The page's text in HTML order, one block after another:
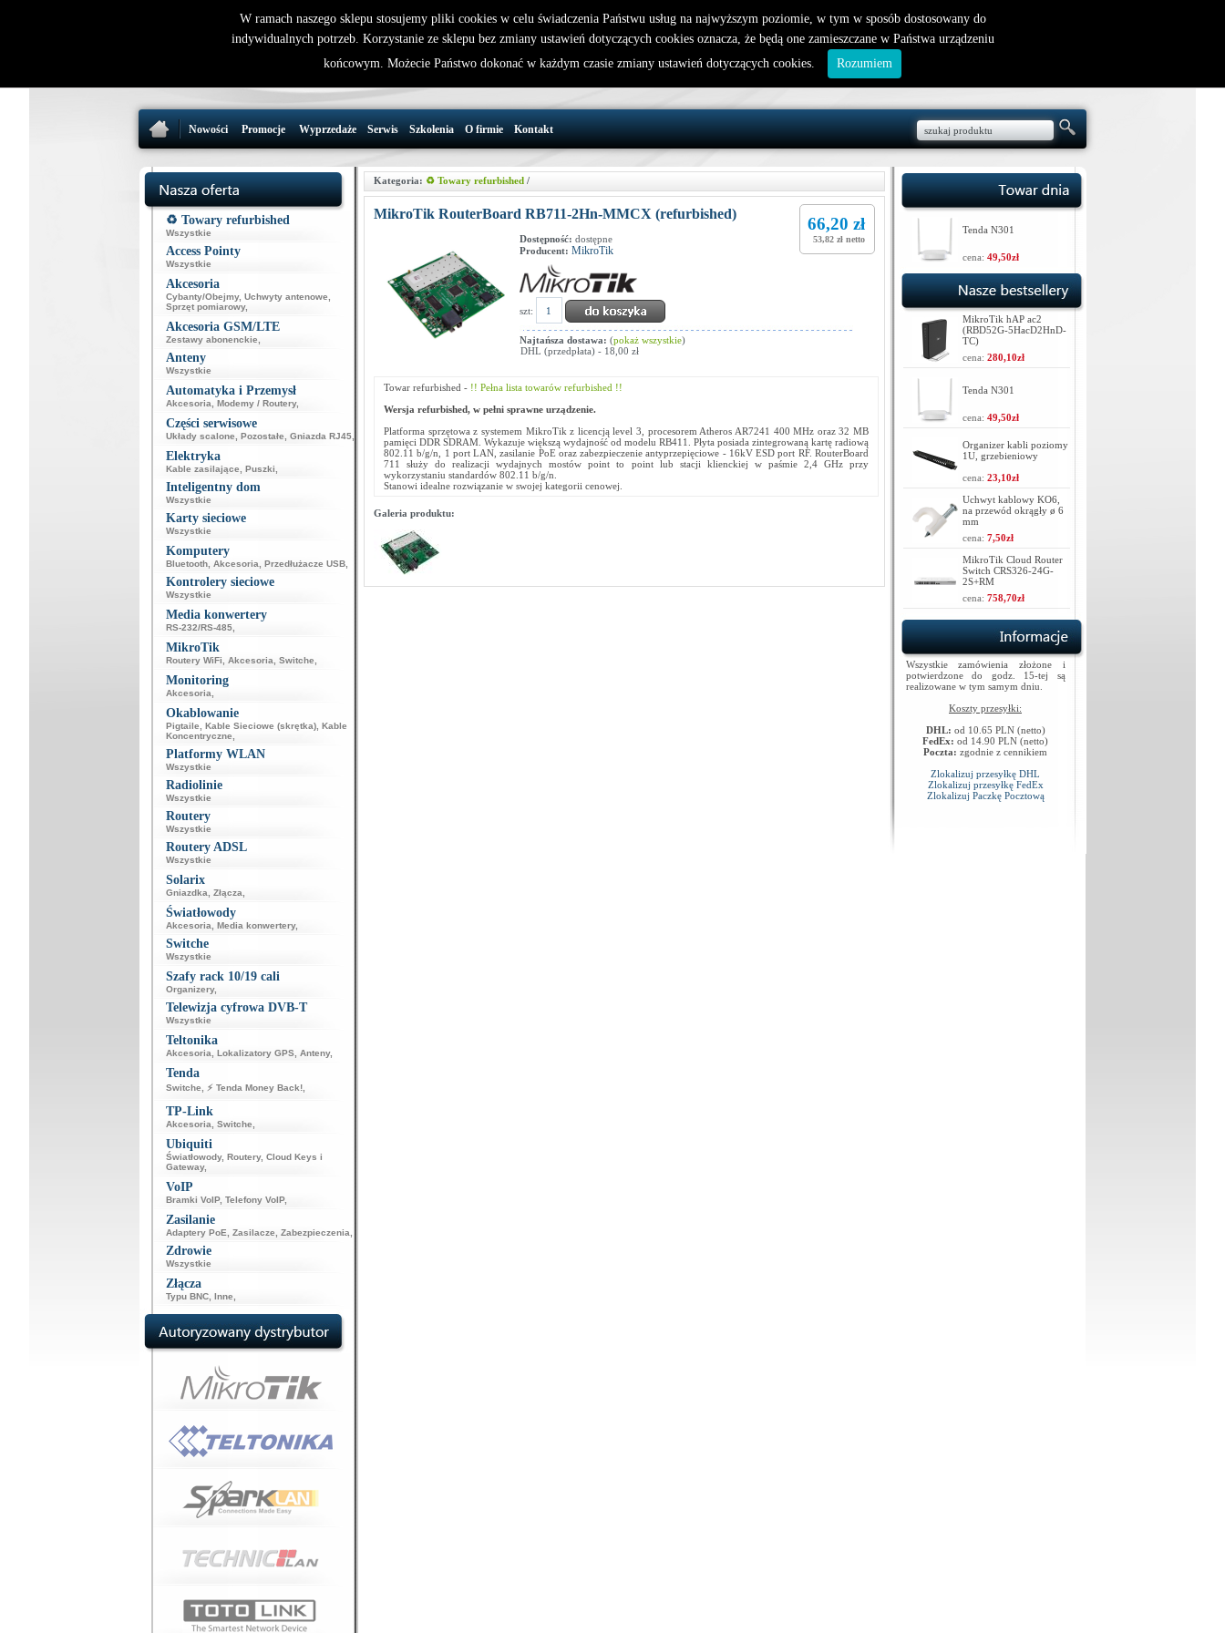
nowy klient
32 721 86 72
support@wirelesslan.com.pl
W koszyku jest 0 produktów(y)
Nowości Promocje Wyprzedaże Serwis Szkolenia O firmie Kontakt
♻️ Towary refurbished
Wszystkie
Access Pointy
Wszystkie
Akcesoria
Cybanty/Obejmy, Uchwyty antenowe
Sprzęt pomiarowy,
Akcesoria GSM/LTE
Zestawy abonenckie
Anteny
Wszystkie
Automatyka i Przemysł
Akcesoria Modemy / Routery,
Części serwisowe
Układy scalone Pozostałe Gniazda RJ45,
Elektryka
Kable zasilające Puszki
Inteligentny dom
Wszystkie
Karty sieciowe
Wszystkie
Komputery
Bluetooth, Akcesoria Przedłużacze USB,
Kontrolery sieciowe
Wszystkie
Media konwertery
RS-232/RS-485,
MikroTik
Routery WiFi Akcesoria Switche
Monitoring
Akcesoria
Okablowanie
Pigtaile Kable Sieciowe (skrętka), Kable
Koncentryczne
Platformy WLAN
Wszystkie
Radiolinie
Wszystkie
Routery
Wszystkie
Routery ADSL
Wszystkie
Solarix
Gniazdka Złącza
Światłowody
Akcesoria Media konwertery,
Switche
Wszystkie
Szafy rack 10/19 cali
Organizery,
Telewizja cyfrowa DVB-T
Wszystkie
Teltonika
Akcesoria Lokalizatory GPS, Anteny,
Tenda
Switche ⚡ Tenda Money Back!,
TP-Link
Akcesoria Switche
Ubiquiti
Światłowody, Routery, Cloud Keys i
Gateway,
VoIP
Bramki VoIP, Telefony VoIP,
Zasilanie
Adaptery PoE Zasilacze Zabezpieczenia
Zdrowie
Wszystkie
Złącza
Typu BNC, Inne
Kategoria: ♻️ Towary refurbished /
MikroTik RouterBoard RB711-2Hn-MMCX (refurbished)
66,20 zł
53,82 zł netto
Dostępność: dostępne
Producent: MikroTik
szt:
Najtańsza dostawa: (pokaż wszystkie)
DHL (przedpłata) - 18,00 zł
Towar refurbished - !! Pełna lista towarów refurbished !!
Wersja refurbished, w pełni sprawne urządzenie.
Platforma sprzętowa z systemem MikroTik z licencją level 3, procesorem Atheros AR7241 400 MHz oraz 32 MB
pamięci DDR SDRAM. Wykazuje większą wydajność od modelu RB411. Płyta posiada zintegrowaną kartę radiową
802.11 b/g/n, 1 port LAN, zasilanie PoE oraz zabezpieczenie antyprzepięciowe - 16kV ESD port RF. RouterBoard
711 służy do realizacji wydajnych mostów point to point lub stacji klienckiej w paśmie 2,4 GHz przy
wykorzystaniu standardów 802.11 b/g/n.
Stanowi idealne rozwiązanie w swojej kategorii cenowej.
Galeria produktu:
Tenda N301
cena: 49,50zł
MikroTik hAP ac2
(RBD52G-5HacD2HnD-
TC)
cena: 280,10zł
Tenda N301
cena: 49,50zł
Organizer kabli poziomy
1U, grzebieniowy
cena: 23,10zł
Uchwyt kablowy KO6,
na przewód okrągły ø 6
mm
cena: 7,50zł
MikroTik Cloud Router
Switch CRS326-24G-
2S+RM
cena: 758,70zł
Wszystkie zamówienia złożone i
potwierdzone do godz. 15-tej są
realizowane w tym samym dniu.
Koszty przesyłki:
DHL: od 10.65 PLN (netto)
FedEx: od 14.90 PLN (netto)
Poczta: zgodnie z cennikiem
Zlokalizuj przesyłkę DHL
Zlokalizuj przesyłkę FedEx
Zlokalizuj Paczkę Pocztową
W ramach naszego sklepu stosujemy pliki cookies w celu świadczenia Państwu usług na najwyższym poziomie, w tym w sposób dostosowany do
indywidualnych potrzeb. Korzystanie ze sklepu bez zmiany ustawień dotyczących cookies oznacza, że będą one zamieszczane w Państwa urządzeniu
końcowym. Możecie Państwo dokonać w każdym czasie zmiany ustawień dotyczących cookies.
Rozumiem